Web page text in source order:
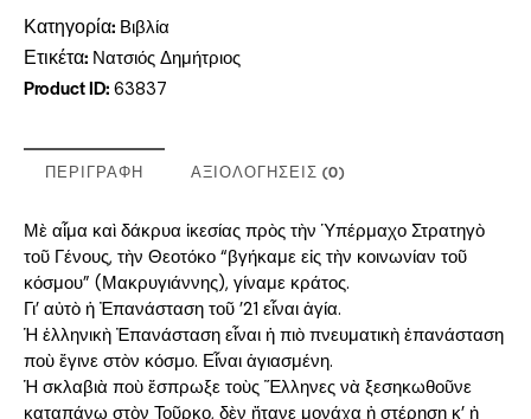
Κατηγορία: Βιβλία
Ετικέτα: Νατσιός Δημήτριος
Product ID: 63837
ΠΕΡΙΓΡΑΦΉ ΑΞΙΟΛΟΓΉΣΕΙΣ (0)
Μὲ αἷμα καὶ δάκρυα ἱκεσίας πρὸς τὴν Ὑπέρμαχο Στρατηγὸ
τοῦ Γένους, τὴν Θεοτόκο “βγήκαμε εἰς τὴν κοινωνίαν τοῦ
κόσμου” (Μακρυγιάννης), γίναμε κράτος.
Γι’ αὐτὸ ἡ Ἐπανάσταση τοῦ ’21 εἶναι ἁγία.
Ἡ ἑλληνικὴ Ἐπανάσταση εἶναι ἡ πιὸ πνευματικὴ ἐπανάσταση
ποὺ ἔγινε στὸν κόσμο. Εἶναι ἁγιασμένη.
Ἡ σκλαβιὰ ποὺ ἔσπρωξε τοὺς Ἕλληνες νὰ ξεσηκωθοῦνε
καταπάνω στὸν Τοῦρκο, δὲν ἤτανε μονάχα ἡ στέρηση κ’ ἡ